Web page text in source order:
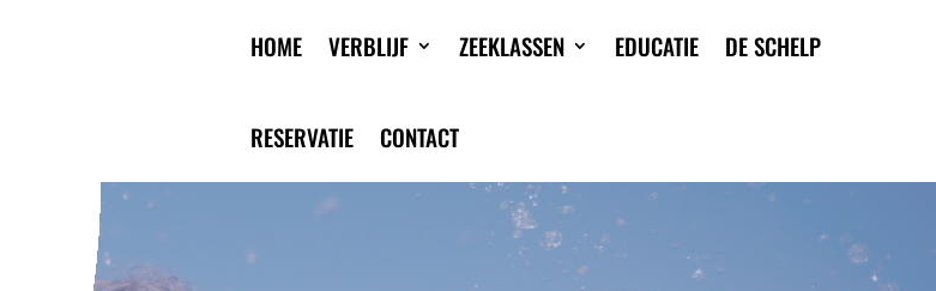
HOME VERBLIJF ZEEKLASSEN EDUCATIE DE SCHELP
RESERVATIE CONTACT